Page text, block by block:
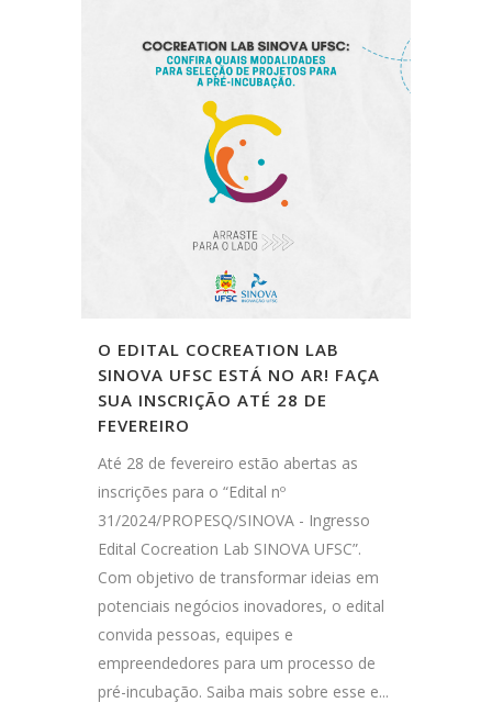
O EDITAL COCREATION LAB
SINOVA UFSC ESTÁ NO AR! FAÇA
SUA INSCRIÇÃO ATÉ 28 DE
FEVEREIRO
Até 28 de fevereiro estão abertas as
inscrições para o “Edital nº
31/2024/PROPESQ/SINOVA - Ingresso
Edital Cocreation Lab SINOVA UFSC”.
Com objetivo de transformar ideias em
potenciais negócios inovadores, o edital
convida pessoas, equipes e
empreendedores para um processo de
pré-incubação. Saiba mais sobre esse e...